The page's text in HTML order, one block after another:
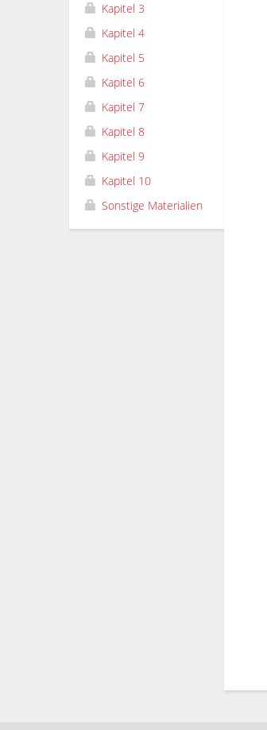
Kapitel 3
Kapitel 4
Kapitel 5
Kapitel 6
Kapitel 7
Kapitel 8
Kapitel 9
Kapitel 10
Sonstige Materialien